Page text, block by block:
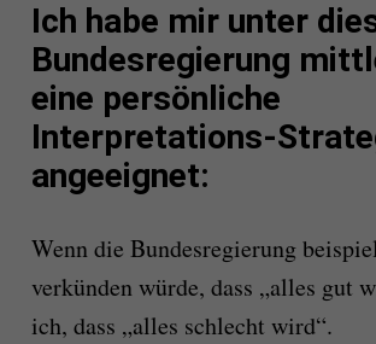
Ich habe mir unter
Bundesregierung
eine persönliche
Interpretations-
angeeignet:
Wenn die Bundesregierung
verkünden würde, dass „alles gut
ich, dass „alles schlecht wird“.